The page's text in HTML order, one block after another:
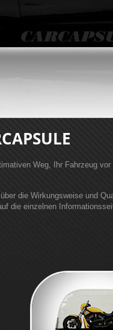
Weg, Ihr Fahrzeug
die Wirkungsweise und
die einzelnen